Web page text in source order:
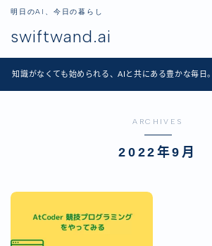
swiftwand.ai
明日のAI、今日の暮らし
ホーム
プロフィール
知識がなくても始められる、AIと共にある豊かな毎日。
ARCHIVES
2022年9月